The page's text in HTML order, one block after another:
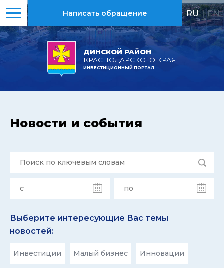
ДИНСКОЙ РАЙОН
КРАСНОДАРСКОГО КРАЯ
ИНВЕСТИЦИОННЫЙ ПОРТАЛ
Написать обращение RU | EN
Новости и события
Выберите интересующие Вас темы
новостей:
Инвестиции Малый бизнес Инновации